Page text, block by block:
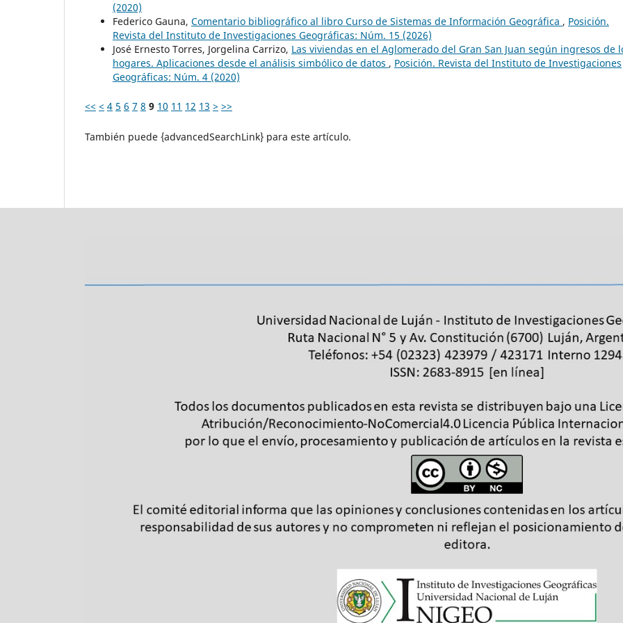
(2020)
Federico Gauna, Comentario bibliográfico al libro Curso de Sistemas de Información Geográfica , Posición.
Revista del Instituto de Investigaciones Geográficas: Núm. 15 (2026)
José Ernesto Torres, Jorgelina Carrizo, Las viviendas en el Aglomerado del Gran San Juan según ingresos de
hogares. Aplicaciones desde el análisis simbólico de datos , Posición. Revista del Instituto de Investigaciones
Geográficas: Núm. 4 (2020)
<< < 4 5 6 7 8 9 10 11 12 13 > >>
También puede {advancedSearchLink} para este artículo.